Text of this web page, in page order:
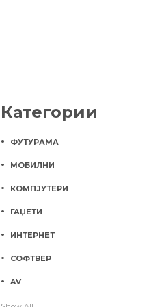
Категории
ФУТУРАМА
МОБИЛНИ
КОМПЈУТЕРИ
ГАЏЕТИ
ИНТЕРНЕТ
СОФТВЕР
AV